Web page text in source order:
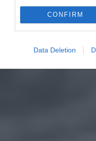
CONFIRM
Data Deletion